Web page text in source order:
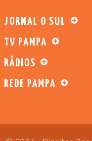
JORNAL O SUL
TV PAMPA
RÁDIOS
REDE PAMPA